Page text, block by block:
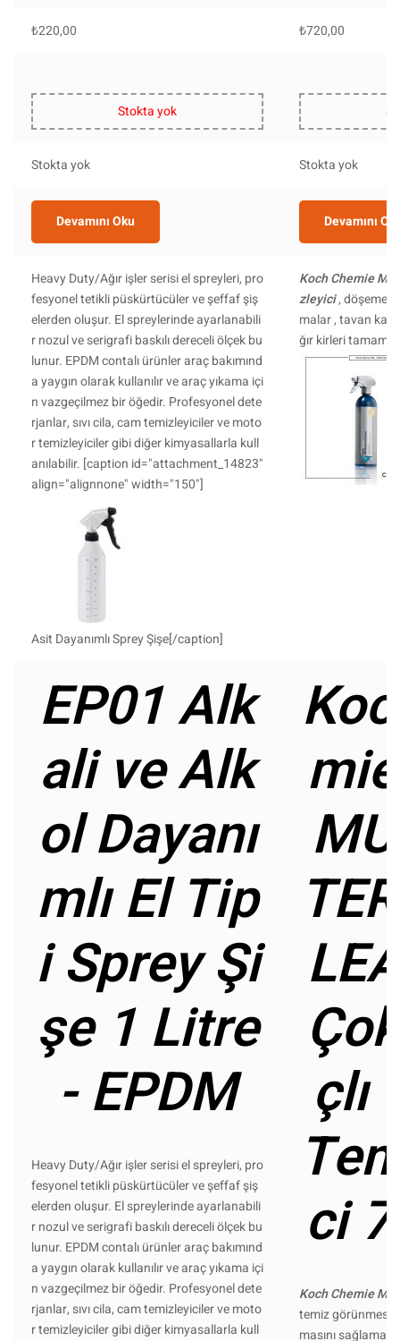
₺220,00 ₺720,00
Stokta yok
Stokta yok Stokta yok
Devamını Oku Devamını
Heavy Duty/Ağır işler serisi el spreyleri, pro
fesyonel tetikli püskürtücüler ve şeffaf şiş
elerden oluşur. El spreylerinde ayarlanabili
r nozul ve serigrafi baskılı dereceli ölçek bu
lunur. EPDM contalı ürünler araç bakımınd
a yaygın olarak kullanılır ve araç yıkama içi
n vazgeçilmez bir öğedir. Profesyonel dete
rjanlar, sıvı cila, cam temizleyiciler ve moto
r temizleyiciler gibi diğer kimyasallarla kull
anılabilir. [caption id="attachment_14823"
align="alignnone" width="150"]
Asit Dayanımlı Sprey Şişe[/caption]
Koch Chemie
zleyici, döşemeli
malar , tavan
ğır kirleri
EP01 Alk
ali ve Alk
ol Dayanı
mlı El Tip
i Sprey Şi
şe 1 Litre
- EPDM
Heavy Duty/Ağır işler serisi el spreyleri, pro
fesyonel tetikli püskürtücüler ve şeffaf şiş
elerden oluşur. El spreylerinde ayarlanabili
r nozul ve serigrafi baskılı dereceli ölçek bu
lunur. EPDM contalı ürünler araç bakımınd
a yaygın olarak kullanılır ve araç yıkama içi
n vazgeçilmez bir öğedir. Profesyonel dete
rjanlar, sıvı cila, cam temizleyiciler ve moto
r temizleyiciler gibi diğer kimyasallarla kull
çlı
ci
Koch Chemie MC
temiz
masını